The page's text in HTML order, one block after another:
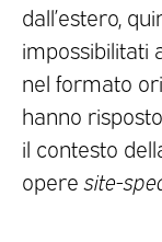
dall’estero,
impossibilitati
nel formato
hanno
il contesto
operesite-